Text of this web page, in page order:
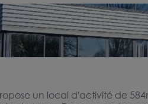
un local d'activité de